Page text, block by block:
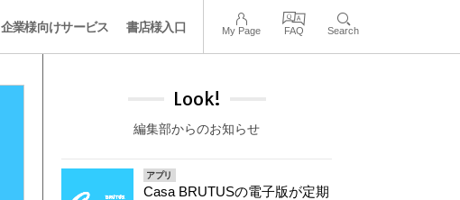
企業様向けサービス 書店様入口 My Page FAQ Search
Look!
編集部からのお知らせ
アプリ
Casa BRUTUSの電子版が定期